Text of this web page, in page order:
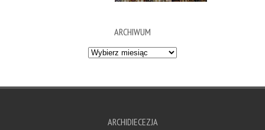
ARCHIWUM
Archiwum
ARCHIDIECEZJA